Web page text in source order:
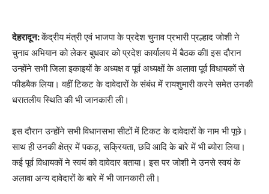
देहरादून:केंद्रीय मंत्री एवं भाजपा के प्रदेश चुनाव प्रभारी प्रल्हाद जोशी ने
चुनाव अभियान को लेकर बुधवार को प्रदेश कार्यालय में बैठक कीI इस दौरान
उन्होंने सभी जिला इकाइयों के अध्यक्ष व पूर्व अध्यक्षों के अलावा पूर्व विधायकों से
फीडबैक लिया। वहीं टिकट के दावेदारों के संबंध में रायशुमारी करने समेत उनकी
धरातलीय स्थिति की भी जानकारी ली।
इस दौरान उन्होंने सभी विधानसभा सीटों में टिकट के दावेदारों के नाम भी पूछे।
साथ ही उनकी क्षेत्र में पकड़, सक्रियता, छवि आदि के बारे में भी ब्योरा लिया।
कई पूर्व विधायकों ने स्वयं को दावेदार बताया। इस पर जोशी ने उनसे स्वयं के
अलावा अन्य दावेदारों के बारे में भी जानकारी ली।